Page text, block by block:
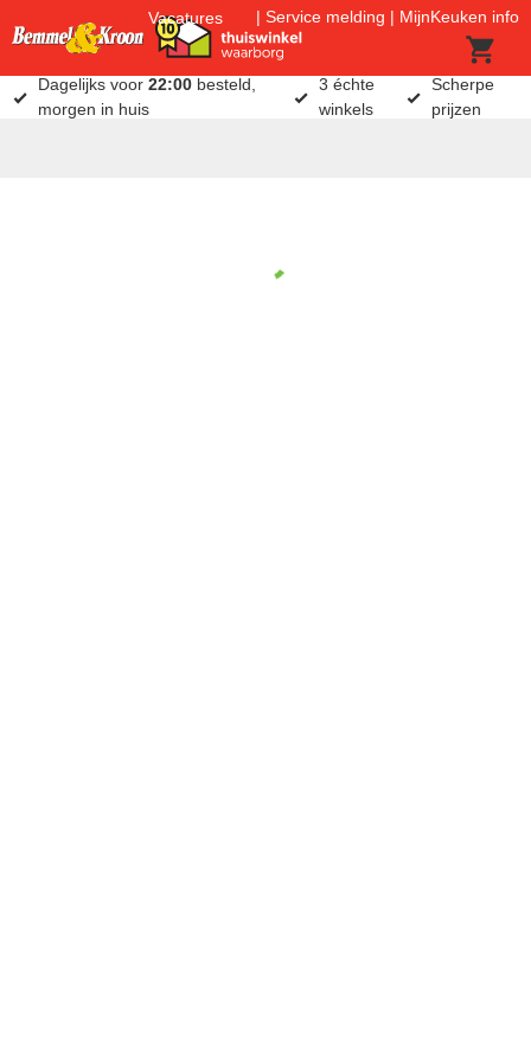
Vacatures Service melding MijnKeuken info
Dagelijks voor22:00 besteld,
morgen in huis
3 échte
winkels
Scherpe
prijzen